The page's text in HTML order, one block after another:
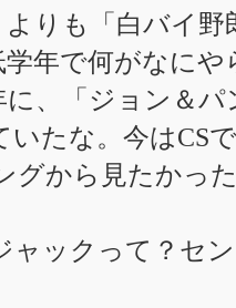
よりも「白バイ
学年で何がなに
に、「ジョン＆
いたな。今はCS
グから見たかっ
ャックって？セ